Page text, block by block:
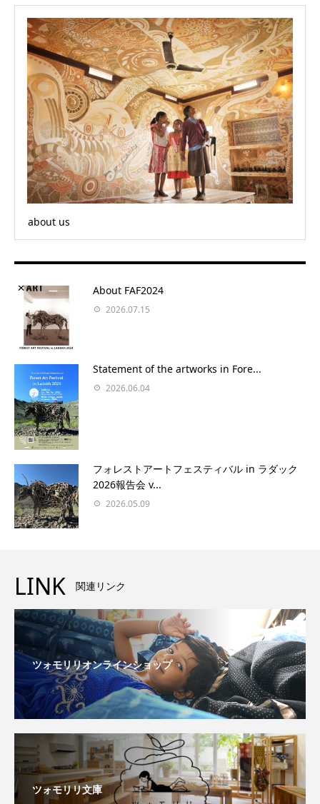
about us
About FAF2024
2026.07.15
Statement of the artworks in Fore...
2026.06.04
フォレストアートフェスティバル in ラダック
2026報告会 v...
2026.05.09
LINK 関連リンク
ツォモリリオンラインショップ
ツォモリリ文庫